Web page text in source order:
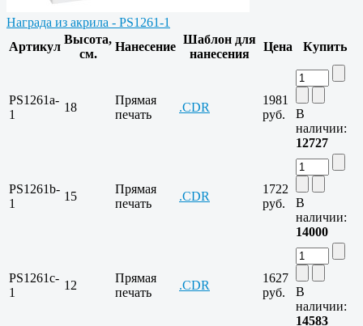
Награда из акрила - PS1261-1
Артикул
Высота,
см.
Нанесение
Шаблон для
нанесения
Цена Купить
PS1261a-
1
18
Прямая
печать
.CDR
1981
руб.
В
наличии:
12727
PS1261b-
1
15
Прямая
печать
.CDR
1722
руб.
В
наличии:
14000
PS1261c-
1
12
Прямая
печать
.CDR
1627
руб.
В
наличии:
14583